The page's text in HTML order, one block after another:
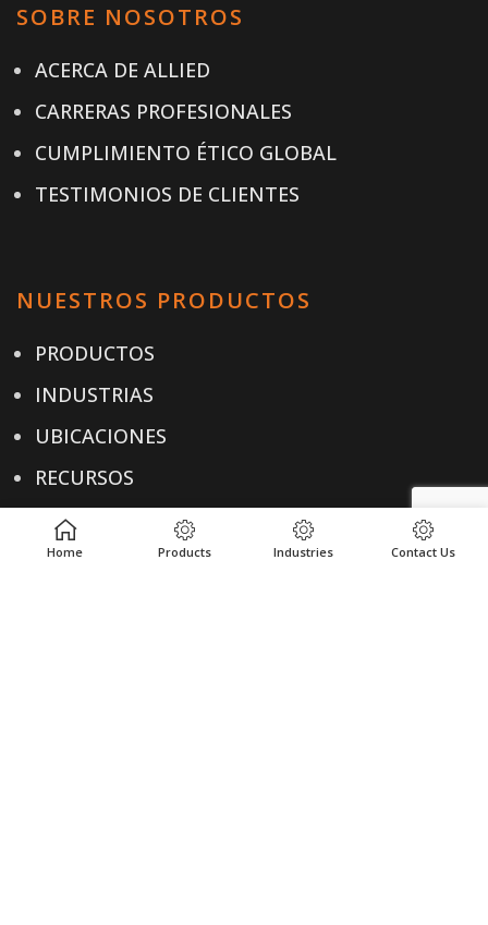
SOBRE NOSOTROS
ACERCA DE ALLIED
CARRERAS PROFESIONALES
CUMPLIMIENTO ÉTICO GLOBAL
TESTIMONIOS DE CLIENTES
NUESTROS PRODUCTOS
PRODUCTOS
INDUSTRIAS
UBICACIONES
RECURSOS
Home Products Industries Contact Us